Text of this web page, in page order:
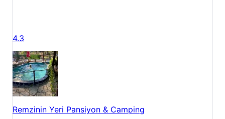
4.3
Remzinin Yeri Pansiyon & Camping